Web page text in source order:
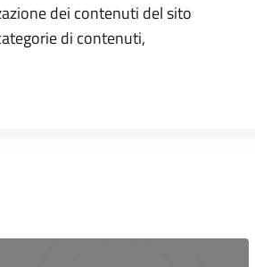
dei contenuti del sito
di contenuti,